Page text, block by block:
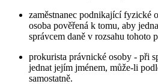
zaměstnanec podnikající fyzické
osoba pověřená k tomu, aby
správcem daně v rozsahu tohoto
prokurista právnické osoby - při
jednat jejím jménem, může-li
samostatně.